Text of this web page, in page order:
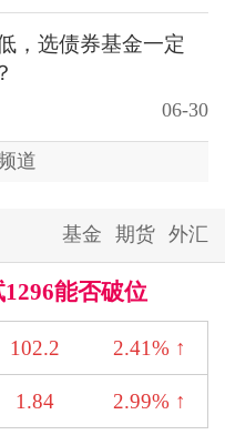
，选债券基金一定
06-30
道
外汇
期货
基金
能否破位
102.2 2.41% ↑
1.84 2.99% ↑